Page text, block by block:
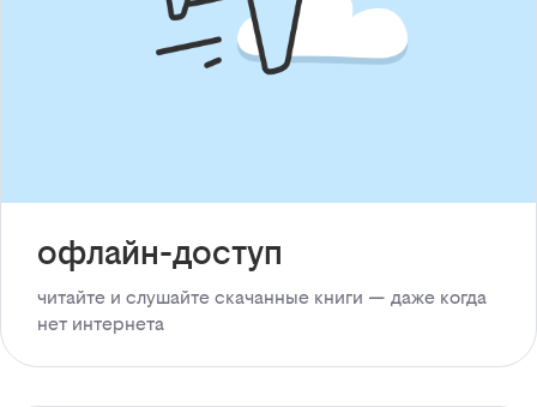
офлайн-доступ
читайте и слушайте скачанные книги — даже когда
нет интернета